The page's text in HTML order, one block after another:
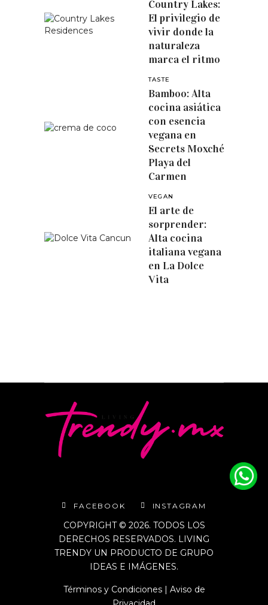
Country Lakes:
El privilegio de
vivir donde la
naturaleza
marca el ritmo
TASTE
Bamboo: Alta
cocina asiática
con esencia
vegana en
Secrets Moxché
Playa del
Carmen
VEGAN
El arte de
sorprender:
Alta cocina
italiana vegana
en La Dolce
Vita
FACEBOOK INSTAGRAM
COPYRIGHT © 2026. TODOS LOS
DERECHOS RESERVADOS. LIVING
TRENDY UN PRODUCTO DE GRUPO
IDEAS E IMÁGENES.
Términos y Condiciones| Aviso de